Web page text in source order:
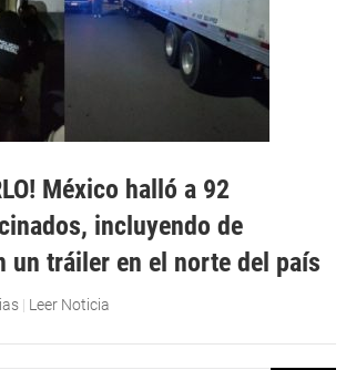
México halló a 92
incluyendo de
un tráiler en el norte del país
| Leer Noticia